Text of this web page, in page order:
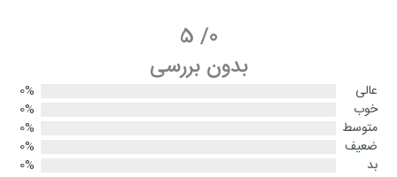
0
/
5
بدون بررسی
عالی
0%
خوب
0%
متوسط
0%
ضعیف
0%
بد
0%